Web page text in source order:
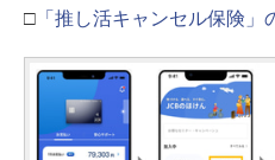
□ 「推し活キャンセル保険」